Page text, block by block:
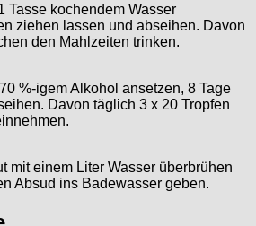
Tasse kochendem Wasser
ziehen lassen und abseihen. Davon
den Mahlzeiten trinken.
%-igem Alkohol ansetzen, 8 Tage
Davon täglich 3 x 20 Tropfen
mit einem Liter Wasser überbrühen
Absud ins Badewasser geben.